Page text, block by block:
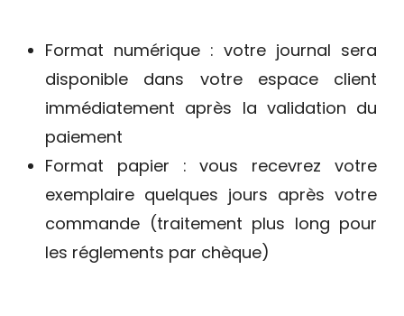
Format numérique : votre journal sera
disponible dans votre espace client
immédiatement après la validation du
paiement
Format papier : vous recevrez votre
exemplaire quelques jours après votre
commande (traitement plus long pour
les réglements par chèque)